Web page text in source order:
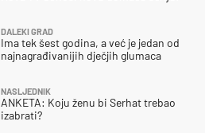
DALEKI GRAD
Ima tek šest godina, a već je jedan od
najnagrađivanijih dječjih glumaca
NASLJEDNIK
ANKETA: Koju ženu bi Serhat trebao
izabrati?